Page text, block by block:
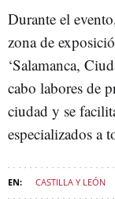
Durante el
zona de
‘Salamanca,
cabo labores de
ciudad y se
especializados a
CASTILLA Y LEÓN